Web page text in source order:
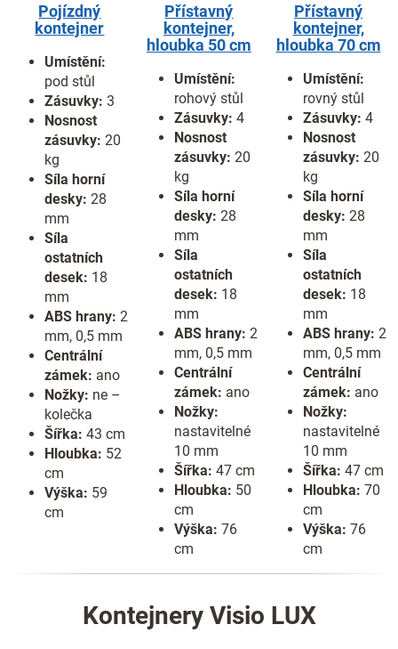
Pojízdný
kontejner
Umístění:
pod stůl
Zásuvky: 3
Nosnost
zásuvky: 20
kg
Síla horní
desky: 28
mm
Síla
ostatních
desek: 18
mm
ABS hrany: 2
mm, 0,5 mm
Centrální
zámek: ano
Nožky: ne –
kolečka
Šířka: 43 cm
Hloubka: 52
cm
Výška: 59
cm
Přístavný
kontejner,
hloubka 50 cm
Umístění:
rohový stůl
Zásuvky: 4
Nosnost
zásuvky: 20
kg
Síla horní
desky: 28
mm
Síla
ostatních
desek: 18
mm
ABS hrany: 2
mm, 0,5 mm
Centrální
zámek: ano
Nožky:
nastavitelné
10 mm
Šířka: 47 cm
Hloubka: 50
cm
Výška: 76
cm
Přístavný
kontejner,
hloubka 70 cm
Umístění:
rovný stůl
Zásuvky:4
Nosnost
zásuvky: 20
kg
Síla horní
desky: 28
mm
Síla
ostatních
desek: 18
mm
ABS hrany: 2
mm, 0,5 mm
Centrální
zámek: ano
Nožky:
nastavitelné
10 mm
Šířka: 47 cm
Hloubka: 70
cm
Výška: 76
cm
Kontejnery Visio LUX